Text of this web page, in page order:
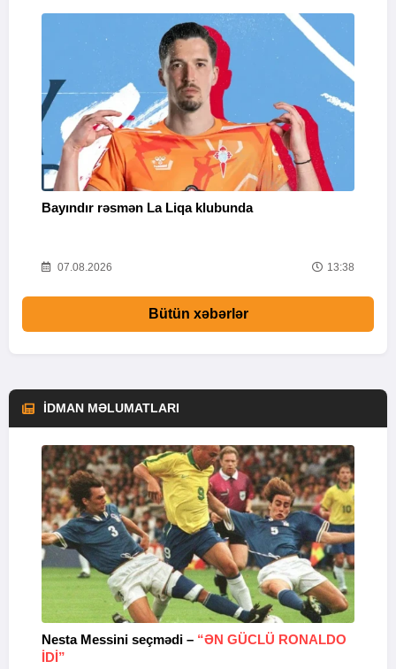
Bayındır rəsmən La Liqa klubunda
07.08.2026 13:38
Bütün xəbərlər
İDMAN MƏLUMATLARI
Nesta Messini seçmədi – “ƏN GÜCLÜ RONALDO
IDI”